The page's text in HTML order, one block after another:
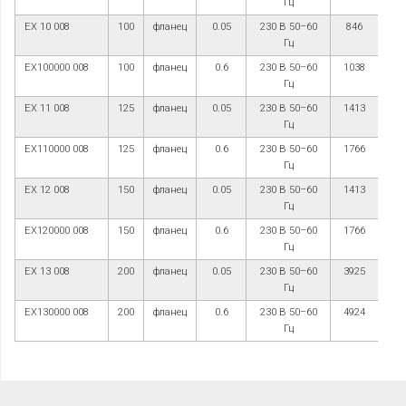
EX 10 008 100 фланец 0.05
230 В 50–60
Гц
846
EX100000 008 100 фланец 0.6
230 В 50–60
Гц
1038
EX 11 008 125 фланец 0.05
230 В 50–60
Гц
1413
EX110000 008 125 фланец 0.6
230 В 50–60
Гц
1766
EX 12 008 150 фланец 0.05
230 В 50–60
Гц
1413
EX120000 008 150 фланец 0.6
230 В 50–60
Гц
1766
EX 13 008 200 фланец 0.05
230 В 50–60
Гц
3925
EX130000 008 200 фланец 0.6
230 В 50–60
Гц
4924